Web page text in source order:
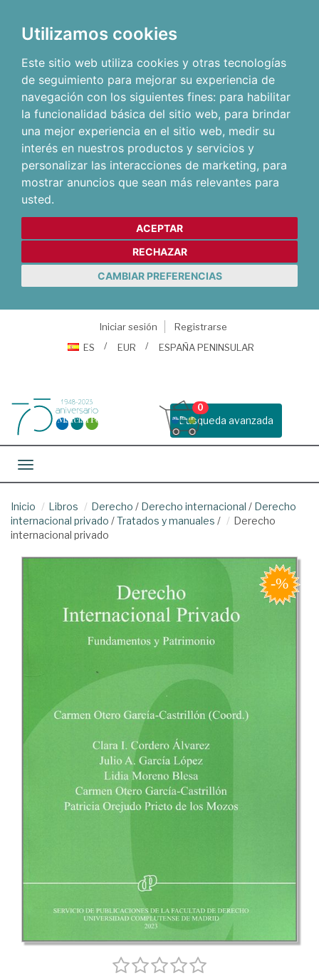
Utilizamos cookies
Este sitio web utiliza cookies y otras tecnologías
de seguimiento para mejorar su experiencia de
navegación con los siguientes fines: para habilitar
la funcionalidad básica del sitio web, para brindar
una mejor experiencia en el sitio web, medir su
interés en nuestros productos y servicios y
personalizar las interacciones de marketing, para
mostrar anuncios que sean más relevantes para
usted.
ACEPTAR
RECHAZAR
CAMBIAR PREFERENCIAS
Iniciar sesión
Registrarse
ES
EUR ESPAÑA PENINSULAR
Busqueda avanzada
0
Toggle navigation
Inicio Libros Derecho / Derecho internacional / Derecho
internacional privado /Tratados y manuales /
Derecho
internacional privado